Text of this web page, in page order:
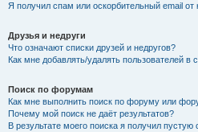
Я получил спам или оскорбительный email от
Друзья и недруги
Что означают списки друзей и недругов?
Как мне добавлять/удалять пользователей в
Поиск по форумам
Как мне выполнить поиск по форуму или
Почему мой поиск не даёт результатов?
В результате моего поиска я получил пустую